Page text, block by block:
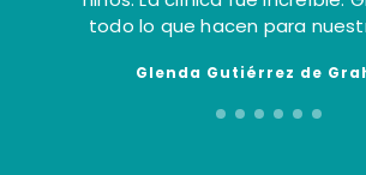
4 5 6